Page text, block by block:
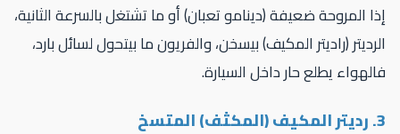
المروحة ضعيفة (دينامو تعبان) أو ما تشتغل بالسرعة الثانية،
(راديتر المكيف) بيسخن، والفريون ما بيتحول لسائل بارد،
يطلع حار داخل السيارة.